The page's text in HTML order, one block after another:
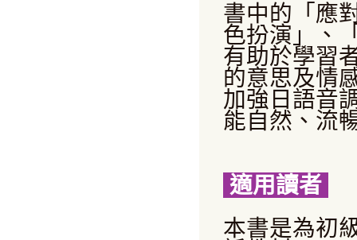
書中的「應
色扮演」、
有助於學習
的意思及情
加強日語音
能自然、流
適用讀者
本書是為初